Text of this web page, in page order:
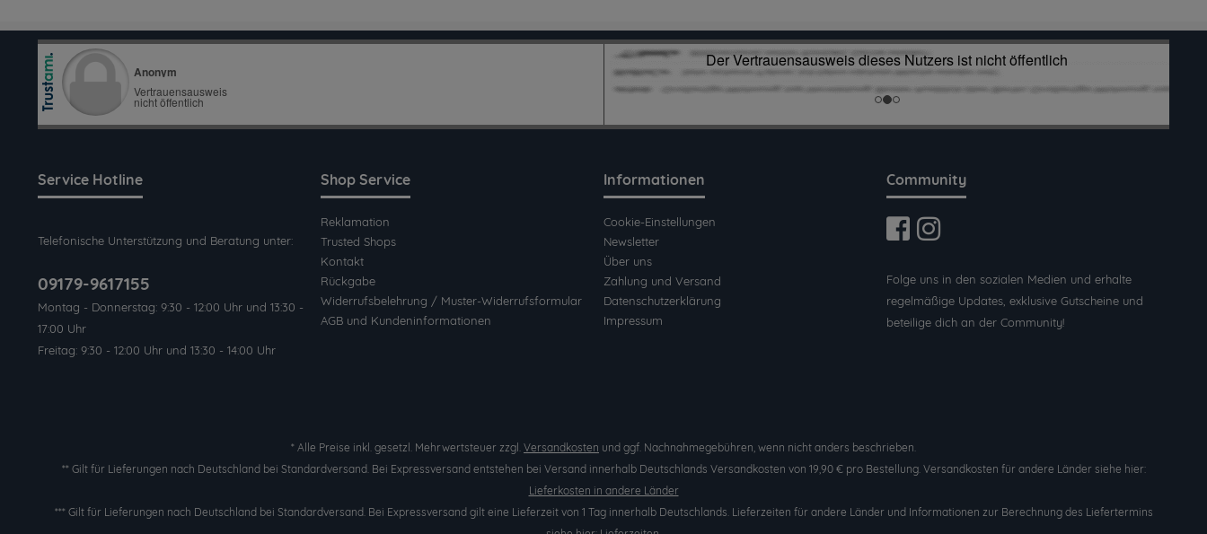
Service Hotline
Telefonische Unterstützung und Beratung unter:
09179-9617155
Montag - Donnerstag: 9:30 - 12:00 Uhr und 13:30 -
17:00 Uhr
Freitag: 9:30 - 12:00 Uhr und 13:30 - 14:00 Uhr
Shop Service
Reklamation
Trusted Shops
Kontakt
Rückgabe
Widerrufsbelehrung / Muster-Widerrufsformular
AGB und Kundeninformationen
Informationen
Cookie-Einstellungen
Newsletter
Über uns
Zahlung und Versand
Datenschutzerklärung
Impressum
Community
Folge uns in den sozialen Medien und erhalte
regelmäßige Updates, exklusive Gutscheine und
beteilige dich an der Community!
* Alle Preise inkl. gesetzl. Mehrwertsteuer zzgl. Versandkosten und ggf. Nachnahmegebühren, wenn nicht anders beschrieben.
** Gilt für Lieferungen nach Deutschland bei Standardversand. Bei Expressversand entstehen bei Versand innerhalb Deutschlands Versandkosten von 19,90 € pro Bestellung. Versandkosten für andere Länder siehe hier:
Lieferkosten in andere Länder
*** Gilt für Lieferungen nach Deutschland bei Standardversand. Bei Expressversand gilt eine Lieferzeit von 1 Tag innerhalb Deutschlands. Lieferzeiten für andere Länder und Informationen zur Berechnung des Liefertermins